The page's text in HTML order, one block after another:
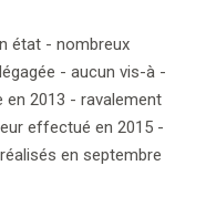
état - nombreux
- aucun vis-à -
en 2013 - ravalement
effectué en 2015 -
en septembre